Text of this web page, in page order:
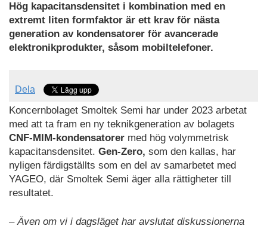
Hög kapacitansdensitet i kombination med en
extremt liten formfaktor är ett krav för nästa
generation av kondensatorer för avancerade
elektronikprodukter, såsom mobiltelefoner.
Dela
Koncernbolaget Smoltek Semi har under 2023 arbetat
med att ta fram en ny teknikgeneration av bolagets
CNF-MIM-kondensatorer med hög volymmetrisk
kapacitansdensitet. Gen-Zero, som den kallas, har
nyligen färdigställts som en del av samarbetet med
YAGEO, där Smoltek Semi äger alla rättigheter till
resultatet.
– Även om vi i dagsläget har avslutat diskussionerna